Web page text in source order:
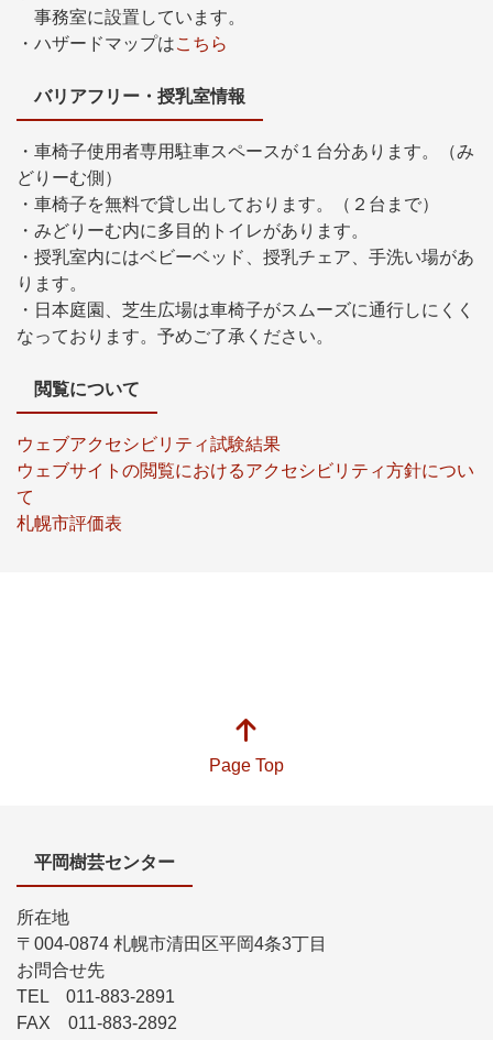
事務室に設置しています。
・ハザードマップはこちら
バリアフリー・授乳室情報
・車椅子使用者専用駐車スペースが１台分あります。（み
どりーむ側）
・車椅子を無料で貸し出しております。（２台まで）
・みどりーむ内に多目的トイレがあります。
・授乳室内にはベビーベッド、授乳チェア、手洗い場があ
ります。
・日本庭園、芝生広場は車椅子がスムーズに通行しにくく
なっております。予めご了承ください。
閲覧について
ウェブアクセシビリティ試験結果
ウェブサイトの閲覧におけるアクセシビリティ方針につい
て
札幌市評価表
Page Top
平岡樹芸センター
所在地
〒004-0874 札幌市清田区平岡4条3丁目
お問合せ先
TEL 011-883-2891
FAX 011-883-2892